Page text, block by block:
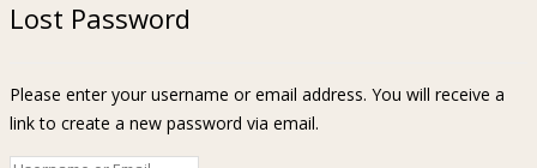
Lost Password
Please enter your username or email address. You will receive a
link to create a new password via email.